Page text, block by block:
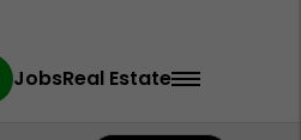
JobsReal Estate